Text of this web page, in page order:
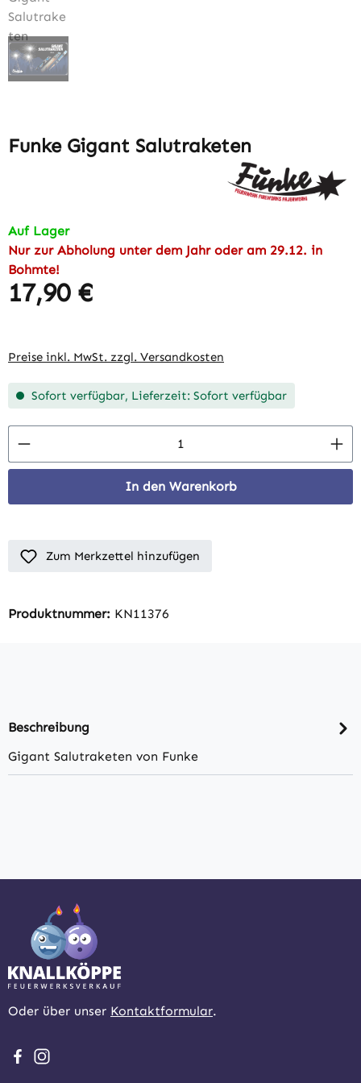
Funke Gigant Salutraketen
Auf Lager
Nur zur Abholung unter dem Jahr oder am 29.12. in
Bohmte!
Regulärer Preis:
17,90 €
Preise inkl. MwSt. zzgl. Versandkosten
Sofort verfügbar, Lieferzeit: Sofort verfügbar
Produkt Anzahl: Gib den gewünschten
In den Warenkorb
Zum Merkzettel hinzufügen
Produktnummer: KN11376
Beschreibung
Gigant Salutraketen von Funke
Oder über unser Kontaktformular.
Besuche uns auf Facebook – öffnet in neuem Tab
Schau auf Instagram vorbei – öffnet in neuem Tab